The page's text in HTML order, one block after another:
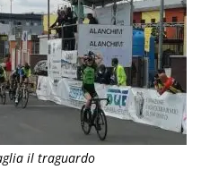
il traguardo